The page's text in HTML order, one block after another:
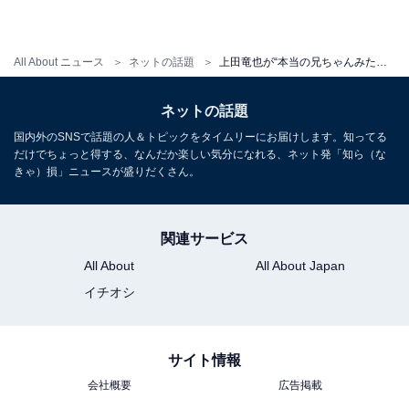
All About ニュース ネットの話題
ネットの話題
国内外のSNSで話題の人＆トピックをタイムリーにお届けします。知ってる
だけでちょっと得する、なんだか楽しい気分になれる、ネット発「知ら（な
きゃ）損」ニュースが盛りだくさん。
関連サービス
All About
All About Japan
イチオシ
サイト情報
会社概要
広告掲載